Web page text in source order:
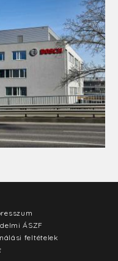
ÁSZF
feltételek